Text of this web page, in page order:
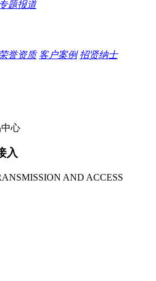
专题报道
荣誉资质 客户案例 招贤纳士
入
AND ACCESS